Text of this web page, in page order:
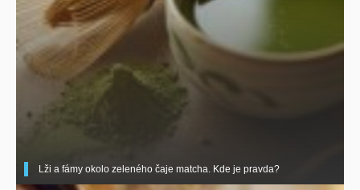
Lži a fámy okolo zeleného čaje matcha. Kde je pravda?